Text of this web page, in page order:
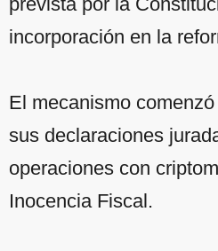
incorporación en la
El mecanismo
sus declaraciones
operaciones con
Inocencia Fiscal.